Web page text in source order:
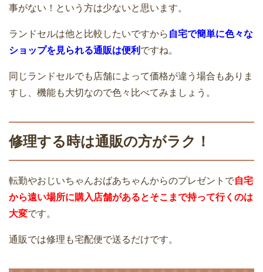
事がない！という方は少ないと思います。
ランドセルは他と比較したいですから 自宅で簡単に色々な
ショップを見られる通販は便利 ですね。
同じランドセルでも店舗によって価格が違う場合もありま
すし、機能も大切なので色々比べてみましょう。
修理する時は通販の方がラク！
転勤やおじいちゃんおばあちゃんからのプレゼントで自宅
から遠い場所に購入店舗があるとそこまで持って行くのは
大変です。
通販では修理も宅配便で送るだけです。